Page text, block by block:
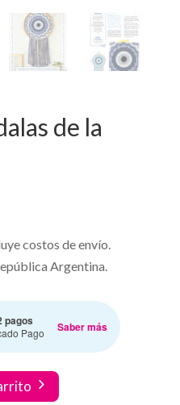
de la
costos de envío.
Argentina.
pagos
Pago Saber más